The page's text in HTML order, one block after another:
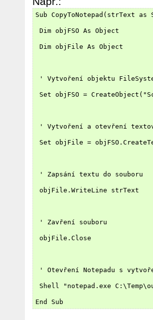
Sub CopyToNotepad(strText as
Dim objFSO As Object
Dim objFile As Object
' Vytvoření objektu
Set objFSO =
' Vytvoření a otevření
Set objFile =
' Zapsání textu do souboru
objFile.WriteLine strText
' Zavření souboru
objFile.Close
' Otevření Notepadu s
Shell "notepad.exe
End Sub